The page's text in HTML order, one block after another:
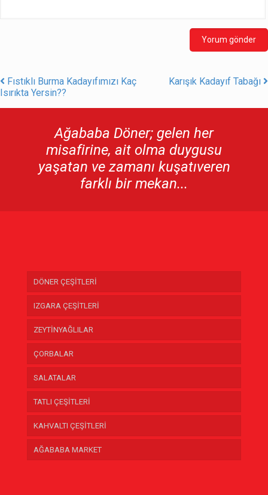
Post navigation
Fıstıklı Burma Kadayıfımızı Kaç
Isırıkta Yersin??
Karışık Kadayıf Tabağı
Ağababa Döner; gelen her
misafirine, ait olma duygusu
yaşatan ve zamanı kuşatıveren
farklı bir mekan...
DÖNER ÇEŞİTLERİ
IZGARA ÇEŞİTLERİ
ZEYTİNYAĞLILAR
ÇORBALAR
SALATALAR
TATLI ÇEŞİTLERİ
KAHVALTI ÇEŞİTLERİ
AĞABABA MARKET